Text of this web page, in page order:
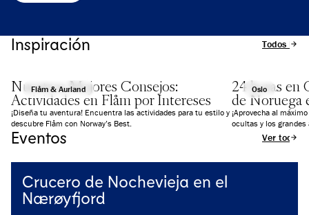
Inspiración Todos los
Flåm & Aurland
Nuestros Mejores Consejos:
Actividades en Flåm por Intereses
¡Diseña tu aventura! Encuentra las actividades para tu estilo y
descubre Flåm con Norway’s Best.
Oslo
24 horas en
de Noruega
¡Aprovecha al
ocultas y los
Eventos Ver todos
Crucero de Nochevieja en el
Nærøyfjord